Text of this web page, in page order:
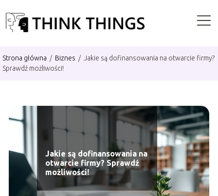
Strona główna / Biznes / Jakie są dofinansowania na otwarcie firmy?
Sprawdź możliwości!
Jakie są dofinansowania na
otwarcie firmy? Sprawdź
możliwości!